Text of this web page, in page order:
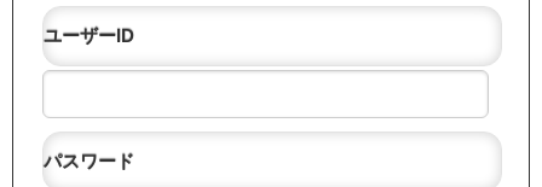
ユーザーID
パスワード